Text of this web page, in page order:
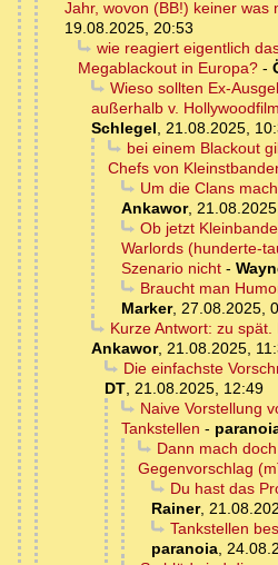
Jahr, wovon (BB!) keiner was
19.08.2025, 20:53
wie reagiert eigentlich
Megablackout in Europa? -
Wieso sollten Ex-
außerhalb v.
Schlegel, 21.08.2025,
bei einem Blackout
Chefs von
Um die Clans
Ankawor,
Ob jetzt
Warlords (hunderte-
Szenario nicht -
Braucht man
Marker, 27.08.2025,
Kurze Antwort: zu
Ankawor, 21.08.2025,
Die einfachste
DT, 21.08.2025, 12:49
Naive Vorstellung
Tankstellen -
Dann mach
Gegenvorschlag
Du hast das
Rainer,
Tankstellen
paranoia,